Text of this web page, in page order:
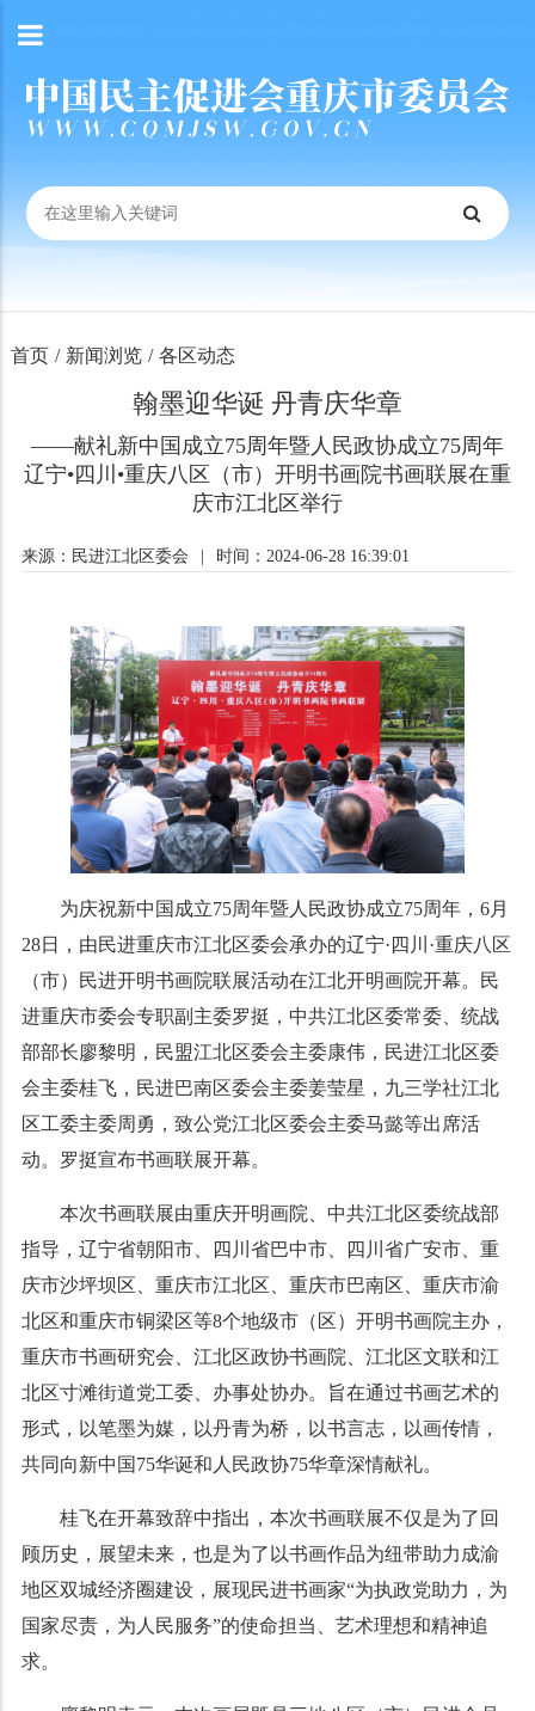
首页 / 新闻浏览 / 各区动态
翰墨迎华诞 丹青庆华章
——献礼新中国成立75周年暨人民政协成立75周年
辽宁•四川•重庆八区（市）开明书画院书画联展在重
庆市江北区举行
来源：民进江北区委会 时间：2024-06-28 16:39:01
为庆祝新中国成立75周年暨人民政协成立75周年，6月
28日，由民进重庆市江北区委会承办的辽宁·四川·重庆八区
（市）民进开明书画院联展活动在江北开明画院开幕。民
进重庆市委会专职副主委罗挺，中共江北区委常委、统战
部部长廖黎明，民盟江北区委会主委康伟，民进江北区委
会主委桂飞，民进巴南区委会主委姜莹星，九三学社江北
区工委主委周勇，致公党江北区委会主委马懿等出席活
动。罗挺宣布书画联展开幕。
本次书画联展由重庆开明画院、中共江北区委统战部
指导，辽宁省朝阳市、四川省巴中市、四川省广安市、重
庆市沙坪坝区、重庆市江北区、重庆市巴南区、重庆市渝
北区和重庆市铜梁区等8个地级市（区）开明书画院主办，
重庆市书画研究会、江北区政协书画院、江北区文联和江
北区寸滩街道党工委、办事处协办。
旨在通过书画艺术的
形式，以笔墨为媒，以丹青为桥，以书言志，以画传情，
共同向新中国75华诞和人民政协75华章深情献礼。
桂飞在开幕致辞中指出，本次书画联展不仅是为了回
顾历史，展望未来，也是为了以书画作品为纽带助力成渝
地区双城经济圈建设，展现民进书画家“为执政党助力，为
国家尽责，为人民服务”的使命担当、艺术理想和精神追
求。